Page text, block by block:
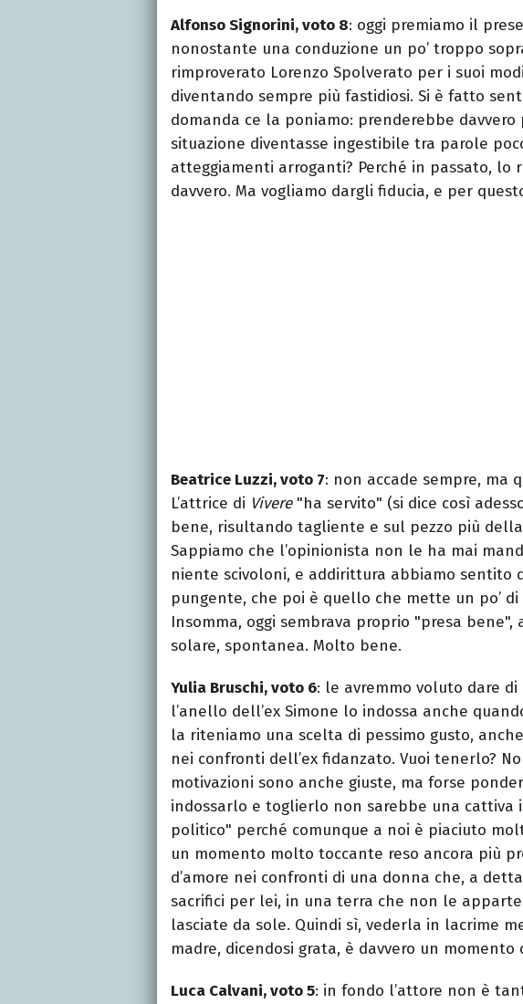
Alfonso Signorini, voto 8: oggi premiamo il
nonostante una conduzione un po’ troppo
rimproverato Lorenzo Spolverato per i suoi
diventando sempre più fastidiosi. Si è fatto
domanda ce la poniamo: prenderebbe
situazione diventasse ingestibile tra parole
atteggiamenti arroganti? Perché in passato, lo
davvero. Ma vogliamo dargli fiducia, e per
Beatrice Luzzi, voto 7: non accade sempre, ma
L’attrice di Vivere"ha servito" (si dice così
bene, risultando tagliente e sul pezzo più
Sappiamo che l’opinionista non le ha mai
niente scivoloni, e addirittura abbiamo sentito
pungente, che poi è quello che mette un po’
Insomma, oggi sembrava proprio "presa
solare, spontanea. Molto bene.
Yulia Bruschi, voto 6: le avremmo voluto dare
l’anello dell’ex Simone lo indossa anche
la riteniamo una scelta di pessimo gusto,
nei confronti dell’ex fidanzato. Vuoi tenerlo?
motivazioni sono anche giuste, ma forse
indossarlo e toglierlo non sarebbe una cattiva
politico" perché comunque a noi è piaciuto
un momento molto toccante reso ancora più
d’amore nei confronti di una donna che, a
sacrifici per lei, in una terra che non le
lasciate da sole. Quindi sì, vederla in lacrime
madre, dicendosi grata, è davvero un momento
Luca Calvani, voto 5: in fondo l’attore non è